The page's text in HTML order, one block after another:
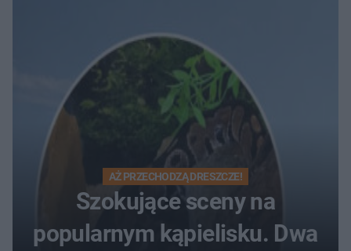
Muzeum Wsi Kieleckiej
AŻ PRZECHODZĄ DRESZCZE!
Szokujące sceny na
popularnym kąpielisku. Dwa